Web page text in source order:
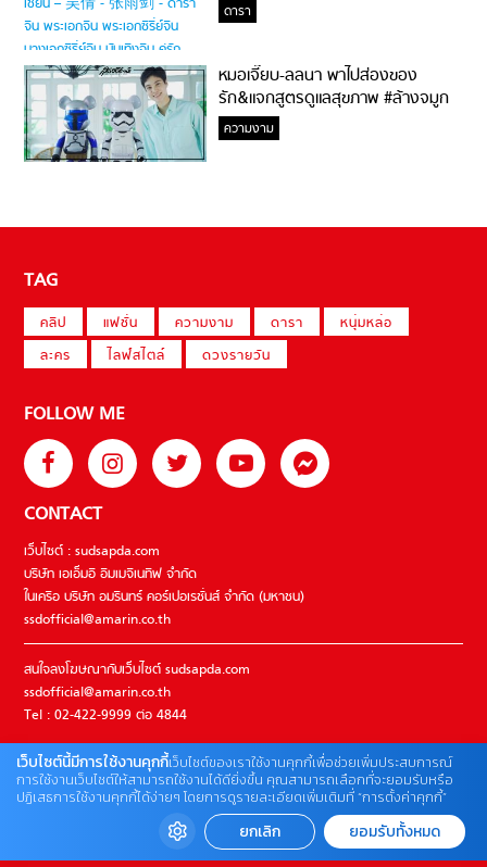
ดารา
หมอเจี๊ยบ-ลลนา พาไปส่องของ
รัก&แจกสูตรดูแลสุขภาพ #ล้างจมูก
ไม่ยากจะสอนให้
ความงาม
TAG
คลิป แฟชั่น ความงาม ดารา
หนุ่มหล่อ
ละคร
ไลฟ์สไตล์ ดวงรายวัน
FOLLOW ME
CONTACT
เว็บไซต์ : sudsapda.com
บริษัท เอเอ็มอี อิมเมจิเนทีฟ จำกัด
ในเครือ บริษัท อมรินทร์ คอร์เปอเรชั่นส์ จำกัด (มหาชน)
ssdofficial@amarin.co.th
สนใจลงโฆษณากับเว็บไซต์ sudsapda.com
ssdofficial@amarin.co.th
Tel : 02-422-9999 ต่อ 4844
ติดต่อแจ้งปัญหาหรือร้องเรียน
02-422-9999 ต่อ 4180
(จันทร์ – ศุกร์ เวลา 09.00 – 18.00 น)
เว็บไซต์นี้มีการใช้งานคุกกี้เว็บไซต์ของเราใช้งานคุกกี้เพื่อช่วยเพิ่มประสบการณ์
การใช้งานเว็บไซต์ให้สามารถใช้งานได้ดียิ่งขึ้น คุณสามารถเลือกที่จะยอมรับหรือ
ปฏิเสธการใช้งานคุกกี้ได้ง่ายๆ โดยการดูรายละเอียดเพิ่มเติมที่ “การตั้งค่าคุกกี้”
ยกเลิก ยอมรับทั้งหมด